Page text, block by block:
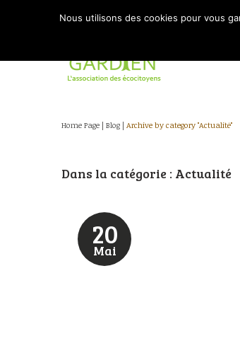
Home Page | Blog | Archive by category "Actualité"
Dans la catégorie : Actualité
20
Mai
Nous utilisons des cookies pour vous